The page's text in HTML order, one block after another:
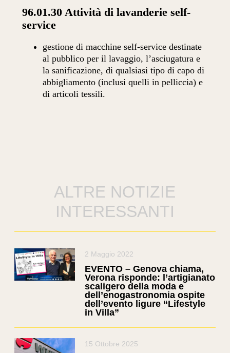
96.01.30 Attività di lavanderie self-
service
gestione di macchine self-service destinate
al pubblico per il lavaggio, l’asciugatura e
la sanificazione, di qualsiasi tipo di capo di
abbigliamento (inclusi quelli in pelliccia) e
di articoli tessili.
ALTRE NOTIZIE
INTERESSANTI
2 Maggio 2022
EVENTO – Genova chiama,
Verona risponde: l’artigianato
scaligero della moda e
dell’enogastronomia ospite
dell’evento ligure “Lifestyle
in Villa”
15 Ottobre 2025